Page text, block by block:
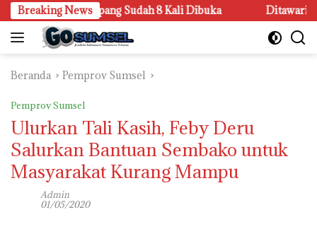
Langsung
ke
konten
Breaking News
Sandar Upang Sudah 8 Kali Dibuka Ditawari Kerja
Beranda Pemprov Sumsel
Pemprov Sumsel
Ulurkan Tali Kasih, Feby Deru
Salurkan Bantuan Sembako untuk
Masyarakat Kurang Mampu
Admin
01/05/2020